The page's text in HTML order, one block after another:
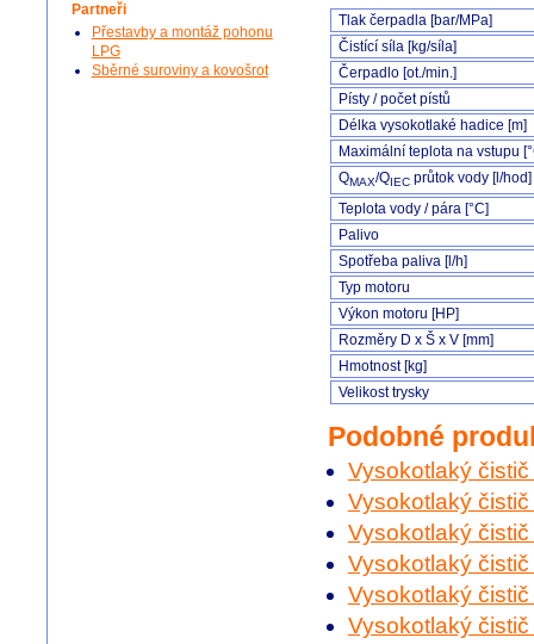
Tlak čerpadla [bar/MPa]
Čistící síla [kg/síla]
Čerpadlo [ot./min.]
Písty / počet pístů
Délka vysokotlaké hadice [m]
Maximální teplota na vstupu
QMAX/QIEC průtok vody [l/hod]
Teplota vody / pára [°C]
Palivo
Spotřeba paliva [l/h]
Typ motoru
Výkon motoru [HP]
Rozměry D x Š x V [mm]
Hmotnost [kg]
Velikost trysky
Podobné
Vysokotlaký
Vysokotlaký
Vysokotlaký
Vysokotlaký
Vysokotlaký
Vysokotlaký
Partneři
Přestavby a montáž pohonu
LPG
Sběrné suroviny a kovošrot